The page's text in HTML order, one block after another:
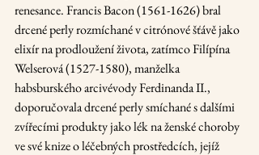
renesance. Francis Bacon (1561-1626) bral
drcené perly rozmíchané v citrónové šťávě jako
elixír na prodloužení života, zatímco Filípína
Welserová (1527-1580), manželka
habsburského arcivévody Ferdinanda II.,
doporučovala drcené perly smíchané s dalšími
zvířecími produkty jako lék na ženské choroby
ve své knize o léčebných prostředcích, jejíž